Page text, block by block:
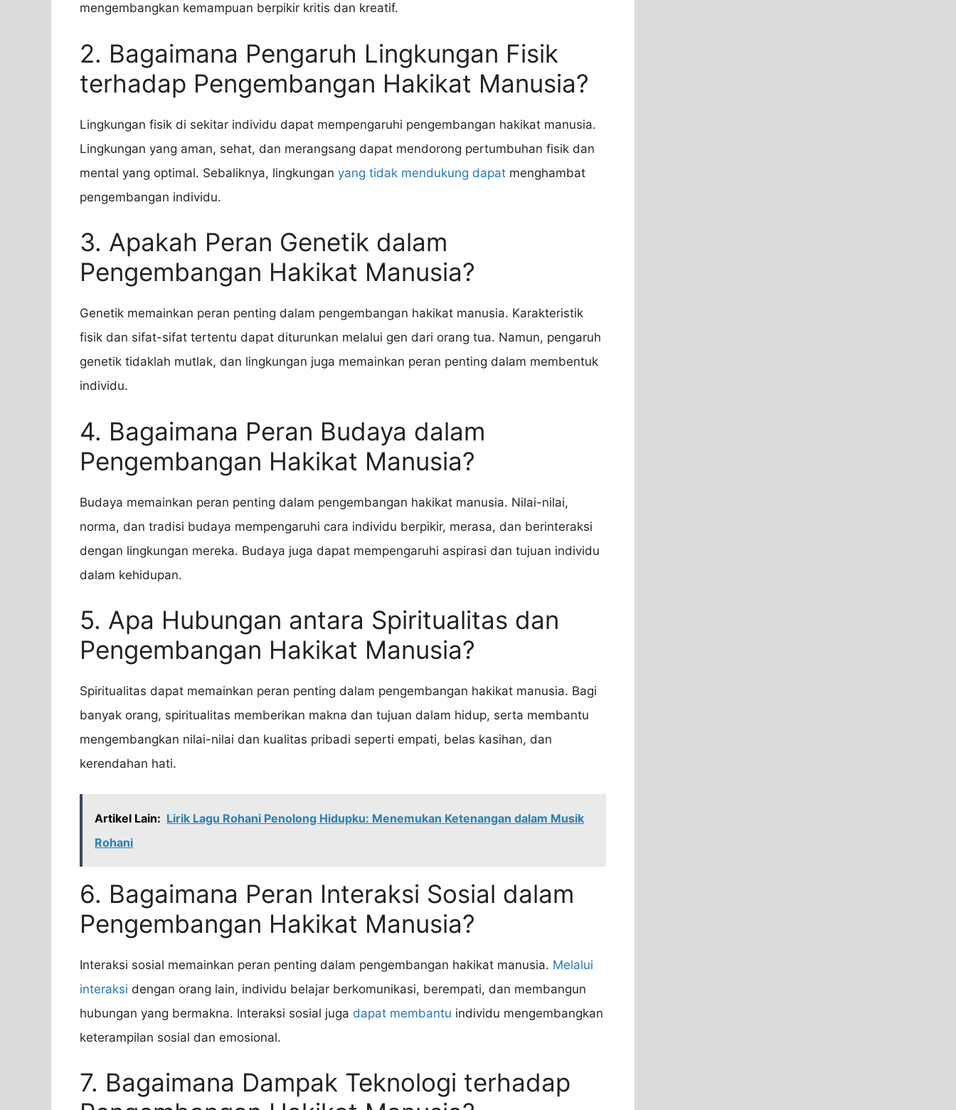
mengembangkan kemampuan berpikir kritis dan kreatif.
2. Bagaimana Pengaruh Lingkungan Fisik
terhadap Pengembangan Hakikat Manusia?
Lingkungan fisik di sekitar individu dapat mempengaruhi pengembangan hakikat manusia.
Lingkungan yang aman, sehat, dan merangsang dapat mendorong pertumbuhan fisik dan
mental yang optimal. Sebaliknya, lingkungan yang tidak mendukung dapat menghambat
pengembangan individu.
3. Apakah Peran Genetik dalam
Pengembangan Hakikat Manusia?
Genetik memainkan peran penting dalam pengembangan hakikat manusia. Karakteristik
fisik dan sifat-sifat tertentu dapat diturunkan melalui gen dari orang tua. Namun, pengaruh
genetik tidaklah mutlak, dan lingkungan juga memainkan peran penting dalam membentuk
individu.
4. Bagaimana Peran Budaya dalam
Pengembangan Hakikat Manusia?
Budaya memainkan peran penting dalam pengembangan hakikat manusia. Nilai-nilai,
norma, dan tradisi budaya mempengaruhi cara individu berpikir, merasa, dan berinteraksi
dengan lingkungan mereka. Budaya juga dapat mempengaruhi aspirasi dan tujuan individu
dalam kehidupan.
5. Apa Hubungan antara Spiritualitas dan
Pengembangan Hakikat Manusia?
Spiritualitas dapat memainkan peran penting dalam pengembangan hakikat manusia. Bagi
banyak orang, spiritualitas memberikan makna dan tujuan dalam hidup, serta membantu
mengembangkan nilai-nilai dan kualitas pribadi seperti empati, belas kasihan, dan
kerendahan hati.
Artikel Lain: Lirik Lagu Rohani Penolong Hidupku: Menemukan Ketenangan dalam Musik
Rohani
6. Bagaimana Peran Interaksi Sosial dalam
Pengembangan Hakikat Manusia?
Interaksi sosial memainkan peran penting dalam pengembangan hakikat manusia. Melalui
interaksi dengan orang lain, individu belajar berkomunikasi, berempati, dan membangun
hubungan yang bermakna. Interaksi sosial juga dapat membantu individu mengembangkan
keterampilan sosial dan emosional.
7. Bagaimana Dampak Teknologi terhadap